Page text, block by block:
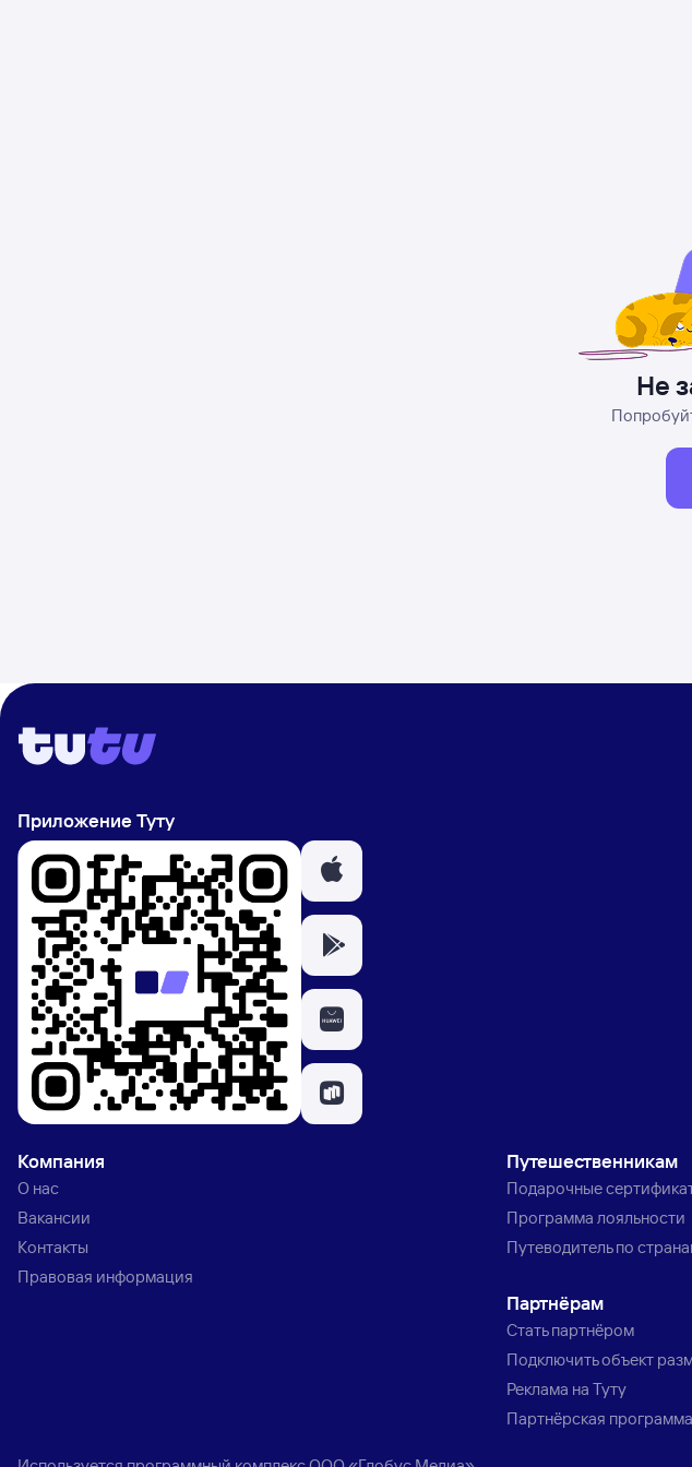
Не
Приложение Туту
Компания
О нас
Вакансии
Контакты
Правовая информация
Путешественникам
Подарочные
Программа лояльности
Путеводитель по
Партнёрам
Стать партнёром
Подключить объект
Реклама на Туту
Партнёрская программа